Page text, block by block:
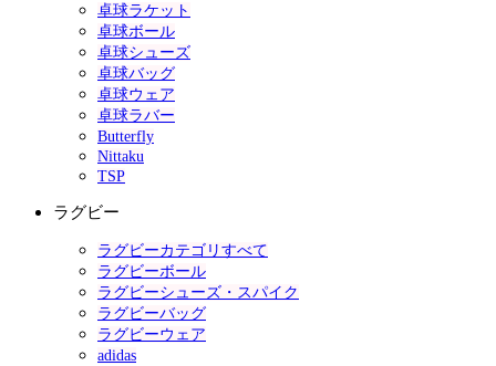
卓球ラケット
卓球ボール
卓球シューズ
卓球バッグ
卓球ウェア
卓球ラバー
Butterfly
Nittaku
TSP
ラグビー
ラグビーカテゴリすべて
ラグビーボール
ラグビーシューズ・スパイク
ラグビーバッグ
ラグビーウェア
adidas